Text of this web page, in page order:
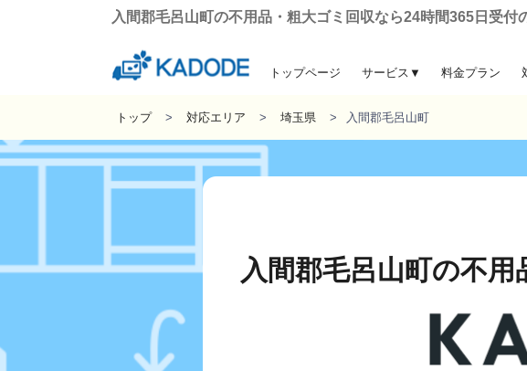
入間郡毛呂山町の不用品・粗大ゴミ回収なら24時間365日受付
トップページ
サービス▼
料金プラン
トップ 対応エリア 埼玉県 入間郡毛呂山町
入間郡毛呂山町の不用